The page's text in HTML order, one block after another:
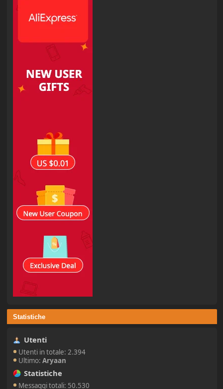
Statistiche
Utenti
Utenti in totale: 2.394
Ultimo:Aryaan
Statistiche
Messaggi totali: 50.530